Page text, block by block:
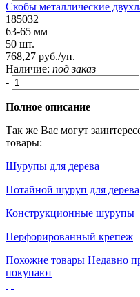
Скобы металлические
185032
63-65 мм
50 шт.
768,27 руб./уп.
Наличие: под заказ
-
Полное описание
Так же Вас могут
товары:
Шурупы для дерева
Потайной шуруп для дерева
Конструкционные шурупы
Перфорированный крепеж
Похожие товары Недавно
покупают